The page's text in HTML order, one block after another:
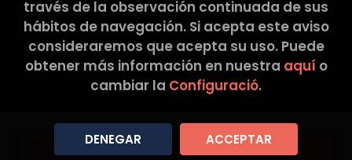
Afegir a la cistella
i es fa responsable de comunicar qualsevol
modificació de les mateixes. El RESPONSABLE
informa i garanteix expressament als usuaris que
les seves dades personals no seran cedides en
cap cas a tercers, i que sempre que realitzés
algun tipus de cessió de dades personals, es
les dades sol·licitades a través del lloc web són
obligatoris, ja que són necessaris per a la
2026 ©La Tribu Llibreria. Tots els Drets Reservats
|Grupo Trevenque
través de la observación continuada de sus
hábitos de navegación. Si acepta este aviso
consideraremos que acepta su uso. Puede
obtener más información en nuestra aquí o
cambiar la Configuració.
DENEGAR ACCEPTAR